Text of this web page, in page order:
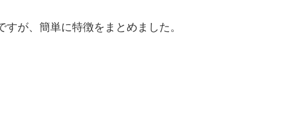
が、簡単に特徴をまとめました。